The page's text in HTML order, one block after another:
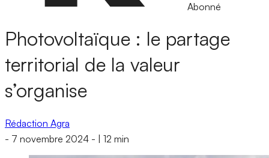
Abonné
Photovoltaïque : le partage
territorial de la valeur
s’organise
Rédaction Agra
- 7 novembre 2024 - 12 min